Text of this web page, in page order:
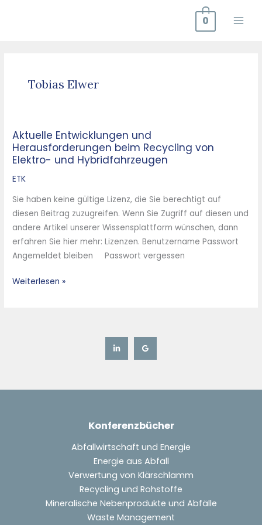
0
Tobias Elwer
Aktuelle Entwicklungen und
Herausforderungen beim Recycling von
Elektro- und Hybridfahrzeugen
ETK
Sie haben keine gültige Lizenz, die Sie berechtigt auf
diesen Beitrag zuzugreifen. Wenn Sie Zugriff auf diesen und
andere Artikel unserer Wissensplattform wünschen, dann
erfahren Sie hier mehr: Lizenzen. Benutzername Passwort
Angemeldet bleiben Passwort vergessen
Aktuelle
Entwicklungen
und
Herausforderungen
Recycling
von
Elektro-
und
Hybridfahrzeugen
Weiterlesen »
Konferenzbücher
Abfallwirtschaft und Energie
Energie aus Abfall
Verwertung von Klärschlamm
Recycling und Rohstoffe
Mineralische Nebenprodukte und Abfälle
Waste Management